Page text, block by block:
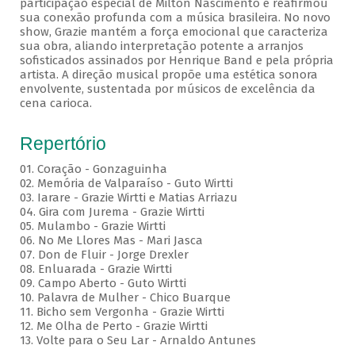
participação especial de Milton Nascimento e reafirmou
sua conexão profunda com a música brasileira. No novo
show, Grazie mantém a força emocional que caracteriza
sua obra, aliando interpretação potente a arranjos
sofisticados assinados por Henrique Band e pela própria
artista. A direção musical propõe uma estética sonora
envolvente, sustentada por músicos de excelência da
cena carioca.
Repertório
01. Coração - Gonzaguinha
02. Memória de Valparaíso - Guto Wirtti
03. Iarare - Grazie Wirtti e Matias Arriazu
04. Gira com Jurema - Grazie Wirtti
05. Mulambo - Grazie Wirtti
06. No Me Llores Mas - Mari Jasca
07. Don de Fluir - Jorge Drexler
08. Enluarada - Grazie Wirtti
09. Campo Aberto - Guto Wirtti
10. Palavra de Mulher - Chico Buarque
11. Bicho sem Vergonha - Grazie Wirtti
12. Me Olha de Perto - Grazie Wirtti
13. Volte para o Seu Lar - Arnaldo Antunes